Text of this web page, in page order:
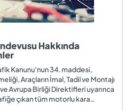
Hakkında
Kanunu'nun 34. maddesi,
Araçların İmal, Tadil ve Montajı
Avrupa Birliği Direktifleri uyarınca
çıkan tüm motorlu kara